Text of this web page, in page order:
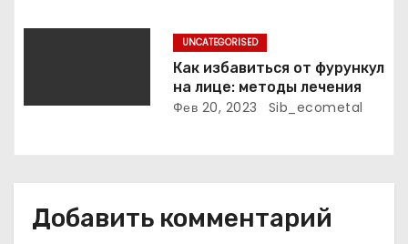
UNCATEGORISED
Как избавиться от фурункул
на лице: методы лечения
Фев 20, 2023 Sib_ecometal
Добавить комментарий